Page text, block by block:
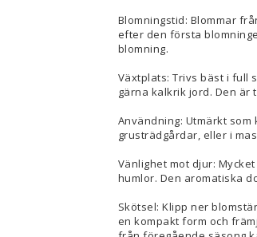
Blomningstid: Blommar
efter den första
blomning.
Växtplats: Trivs bäst i full
gärna kalkrik jord. Den är
Användning: Utmärkt
grusträdgårdar, eller i
Vänlighet mot djur:
humlor. Den aromatiska
Skötsel: Klipp ner
en kompakt form och